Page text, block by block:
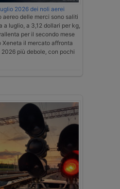
2026 dei noli aerei
aereo delle merci sono saliti
a luglio, a 3,12 dollari per kg,
per il secondo mese
il mercato affronta
più debole, con pochi